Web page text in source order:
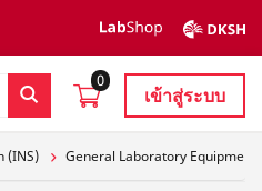
0
เข้าสู่ระบบ
(INS) General Laboratory Equipment